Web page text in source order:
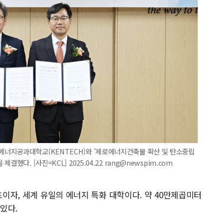
지공과대학교(KENTECH)와 '제로에너지건축물 확산 및 탄소중립
체결했다. [사진=KCL] 2025.04.22 rang@newspim.com
자, 세계 유일의 에너지 특화 대학이다. 약 40만제곱미터
다.